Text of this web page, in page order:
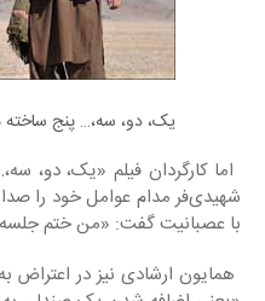
یک، دو، سه،… پنج
با عصبانیت گفت: «من ختم جلسه را